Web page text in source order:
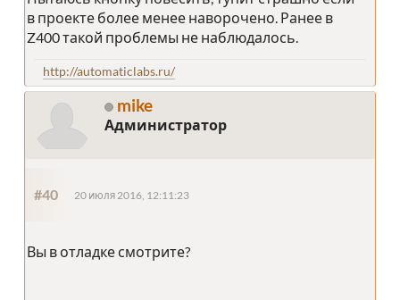
в проекте более менее наворочено. Ранее в
Z400 такой проблемы не наблюдалось.
http://automaticlabs.ru/
mike
Администратор
#40 20 июля 2016, 12:11:23
Вы в отладке смотрите?